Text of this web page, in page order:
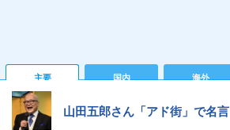
主要 国内 海外
山田五郎さん「アド街」で名言